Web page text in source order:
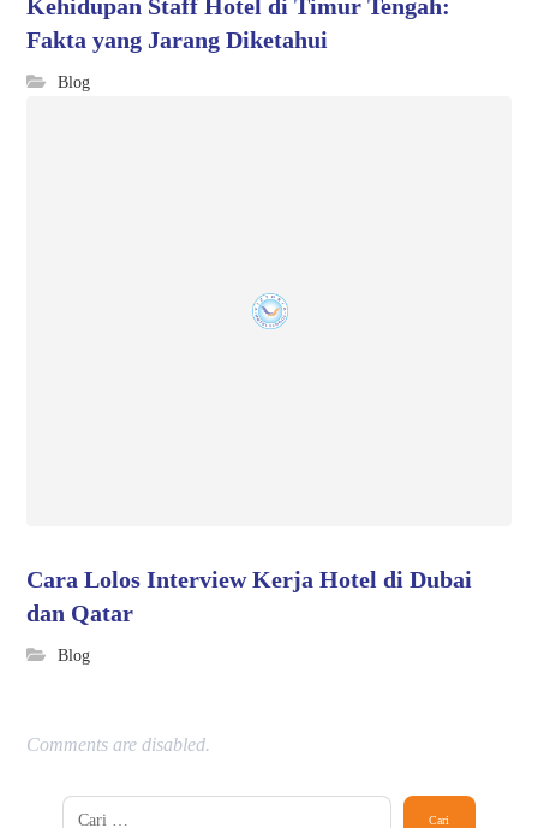
Kehidupan Staff Hotel di Timur Tengah:
Fakta yang Jarang Diketahui
Blog
Cara Lolos Interview Kerja Hotel di Dubai
dan Qatar
Blog
Comments are disabled.